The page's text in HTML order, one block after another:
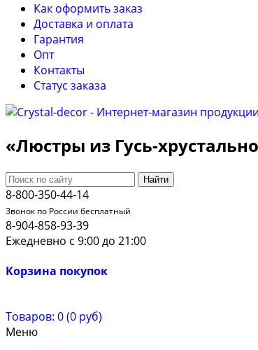
Как оформить заказ
Доставка и оплата
Гарантия
Опт
Контакты
Cтатус заказа
«Люстры из Гусь-
Найти
8-800-350-44-14
Звонок по России бесплатный
8-904-858-93-39
Ежедневно с 9:00 до 21:00
Корзина покупок
Товаров: 0 (0 руб)
Меню